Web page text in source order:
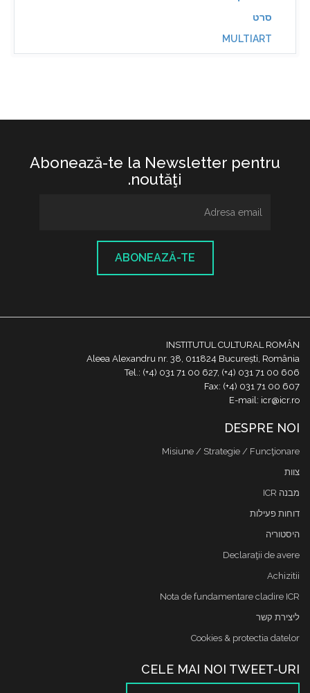
סרט
MULTIART
Abonează-te la Newsletter pentru
noutăţi.
ABONEAZĂ-TE
INSTITUTUL CULTURAL ROMÂN
Aleea Alexandru nr. 38, 011824 București, România
Tel.: (+4) 031 71 00 627, (+4) 031 71 00 606
Fax: (+4) 031 71 00 607
E-mail: icr@icr.ro
DESPRE NOI
Misiune / Strategie / Funcţionare
צוות
מבנה ICR
דוחות פעילות
היסטוריה
Declaraţii de avere
Achizitii
Nota de fundamentare cladire ICR
ליצירת קשר
Cookies & protectia datelor
CELE MAI NOI TWEET-URI